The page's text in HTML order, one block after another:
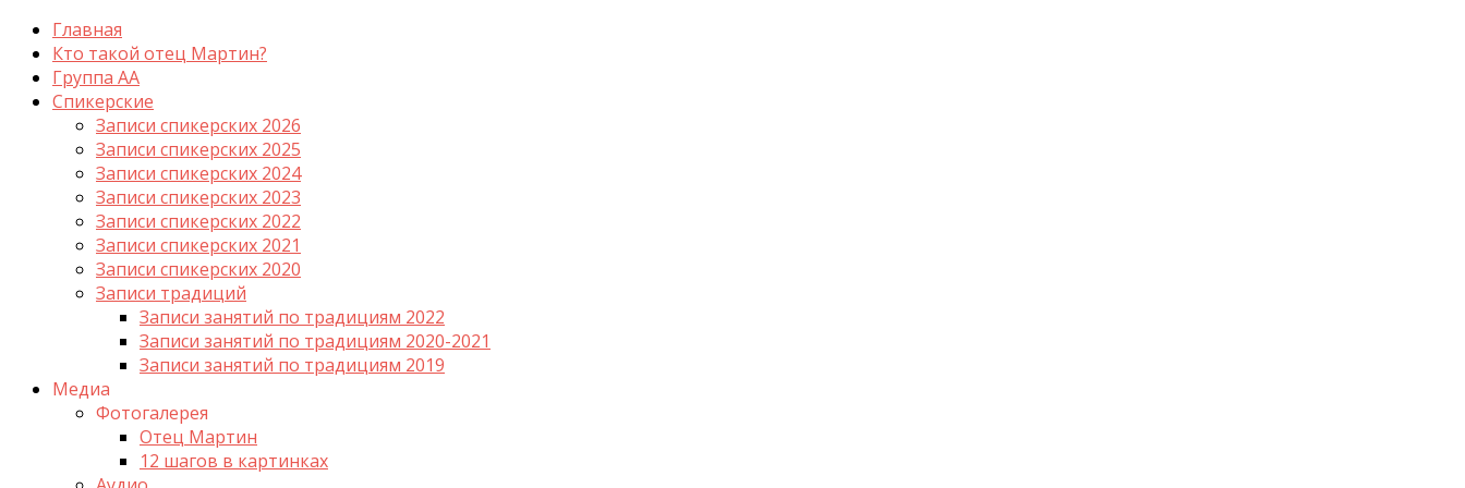
Главная
Кто такой отец Мартин?
Группа АА
Спикерские
Записи спикерских 2026
Записи спикерских 2025
Записи спикерских 2024
Записи спикерских 2023
Записи спикерских 2022
Записи спикерских 2021
Записи спикерских 2020
Записи традиций
Записи занятий по традициям 2022
Записи занятий по традициям 2020-2021
Записи занятий по традициям 2019
Медиа
Фотогалерея
Отец Мартин
12 шагов в картинках